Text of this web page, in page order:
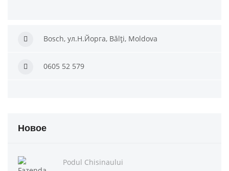
Bosch, ул.Н.Йорга, Bălți, Moldova
0605 52 579
Новое
Podul Chisinaului